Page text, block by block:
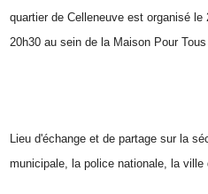
quartier de Celleneuve est organisé
20h30 au sein de la Maison Pour
Lieu d'échange et de partage sur la
municipale, la police nationale, la